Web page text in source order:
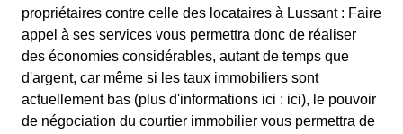
propriétaires contre celle des locataires à Lussant : Faire
appel à ses services vous permettra donc de réaliser
des économies considérables, autant de temps que
d'argent, car même si les taux immobiliers sont
actuellement bas (plus d'informations ici : ici), le pouvoir
de négociation du courtier immobilier vous permettra de